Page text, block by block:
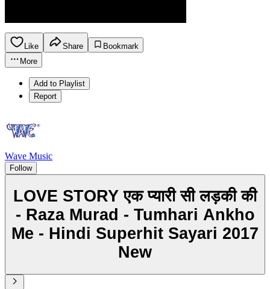
Like Share
Bookmark
More
Add to Playlist
Report
Wave Music
Follow
LOVE STORY एक प्यारी सी लड़की की
- Raza Murad - Tumhari Ankho
Me - Hindi Superhit Sayari 2017
New